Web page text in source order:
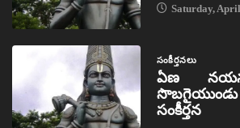
Saturday,
సంకీర్తనలు
ఏణ
సంకీర్తన